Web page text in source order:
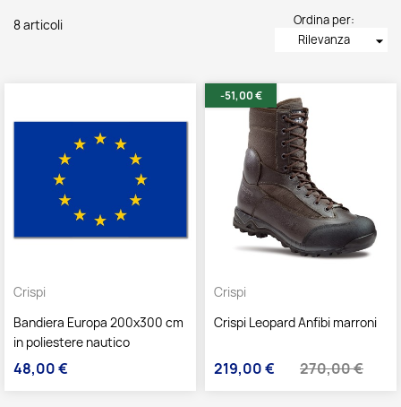
8 articoli
Ordina per:
Rilevanza
arrow_drop_down
Crispi
Bandiera Europa 200x300 cm
in poliestere nautico
Prezzo
48,00 €
-51,00 €
Crispi
Crispi Leopard Anfibi marroni
Prezzo
219,00 € Prezzo base
270,00 €